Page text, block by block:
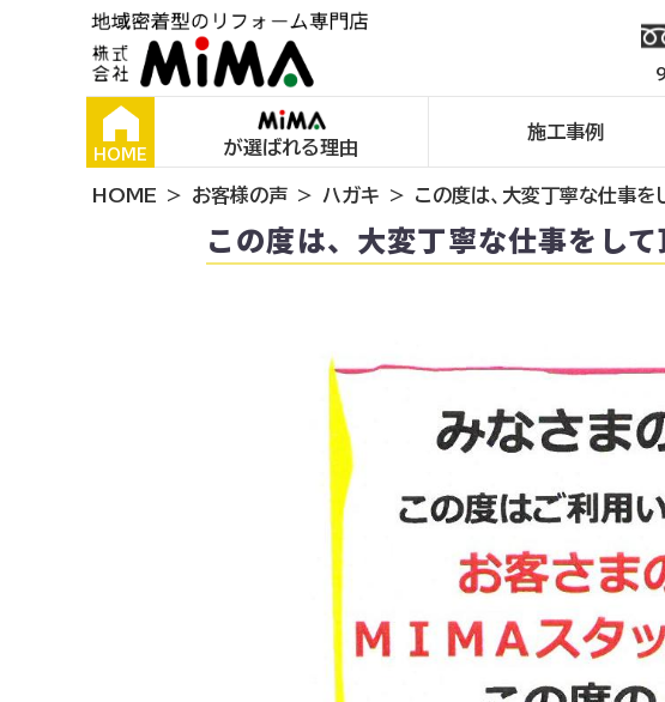
HOME が選ばれる理由
施工事例
HOME お客様の声 ハガキ この度は、大変丁寧な仕事を
この度は、大変丁寧な仕事をし